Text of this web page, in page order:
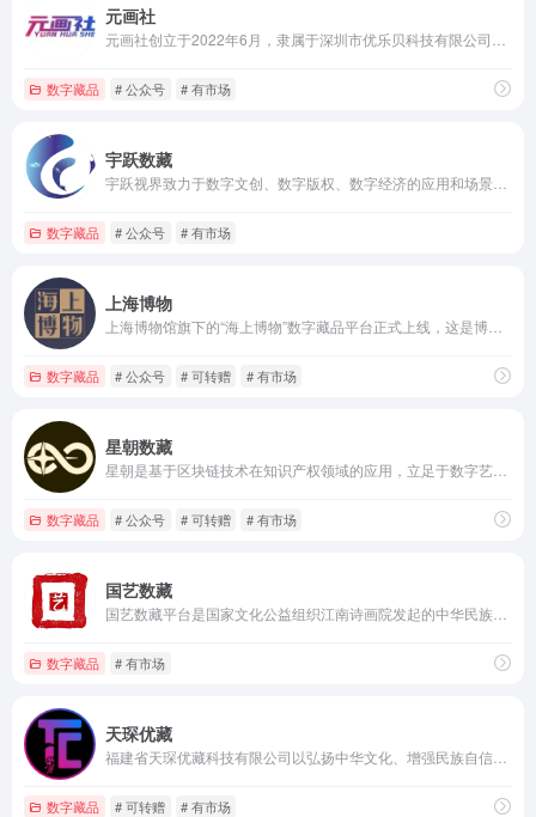
元画社
数字藏品 # 公众号 # 有市场
宇跃数藏
数字藏品 # 公众号 # 有市场
上海博物
数字藏品 # 公众号 # 可转赠 # 有市场
星朝数藏
数字藏品 # 公众号 # 可转赠 # 有市场
国艺数藏
数字藏品 # 有市场
天琛优藏
数字藏品 # 可转赠 # 有市场